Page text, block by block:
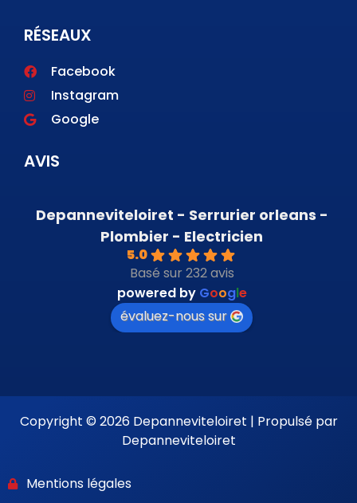
RÉSEAUX
Facebook
Instagram
Google
AVIS
Depanneviteloiret - Serrurier orleans -
Plombier - Electricien
5.0
Basé sur 232 avis
powered by Google
évaluez-nous sur
Copyright © 2026 Depanneviteloiret | Propulsé par
Depanneviteloiret
Mentions légales